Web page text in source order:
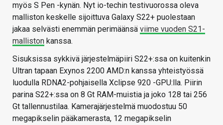
myös S Pen -kynän. Nyt io-techin testivuorossa oleva
malliston keskelle sijoittuva Galaxy S22+ puolestaan
jakaa selvästi enemmän perimäänsä viime vuoden S21-
malliston kanssa.
Sisuksissa sykkivä järjestelmäpiiri S22+:ssa on kuitenkin
Ultran tapaan Exynos 2200 AMD:n kanssa yhteistyössä
luodulla RDNA2-pohjaisella Xclipse 920 -GPU:lla. Piirin
parina S22+:ssa on 8 Gt RAM-muistia ja joko 128 tai 256
Gt tallennustilaa. Kamerajärjestelmä muodostuu 50
megapikselin pääkamerasta, 12 megapikselin